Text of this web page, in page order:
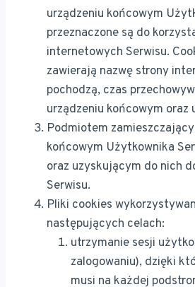
urządzeniu końcowym
przeznaczone są do
internetowych Serwisu.
zawierają nazwę strony
pochodzą, czas
urządzeniu końcowym oraz
Podmiotem
końcowym Użytkownika
oraz uzyskującym do nich
Serwisu.
Pliki cookies
następujących celach:
utrzymanie sesji
zalogowaniu), dzięki
musi na każdej